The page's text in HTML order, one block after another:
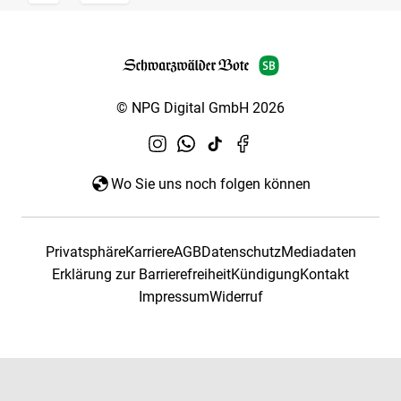
© NPG Digital GmbH 2026
Wo Sie uns noch folgen können
PrivatsphäreKarriereAGBDatenschutzMediadaten
Erklärung zur BarrierefreiheitKündigungKontakt
ImpressumWiderruf